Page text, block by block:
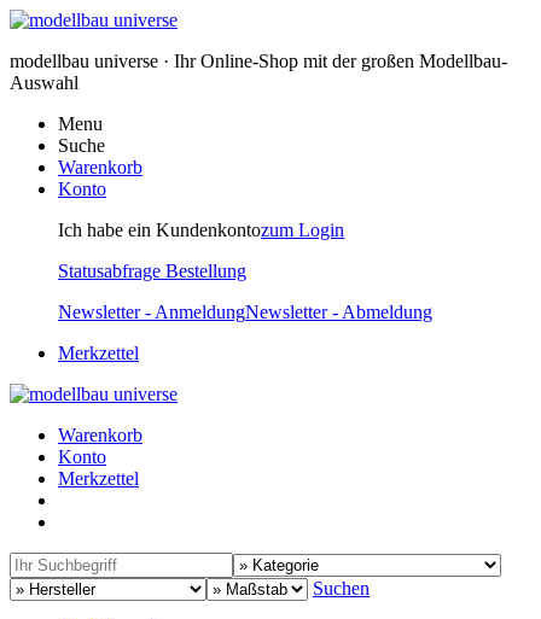
modellbau universe · Ihr Online-Shop mit der großen Modellbau-
Auswahl
Menu
Suche
Warenkorb
Konto
Ich habe ein Kundenkontozum Login
Statusabfrage Bestellung
Newsletter - AnmeldungNewsletter - Abmeldung
Merkzettel
Warenkorb
Konto
Merkzettel
Suchen